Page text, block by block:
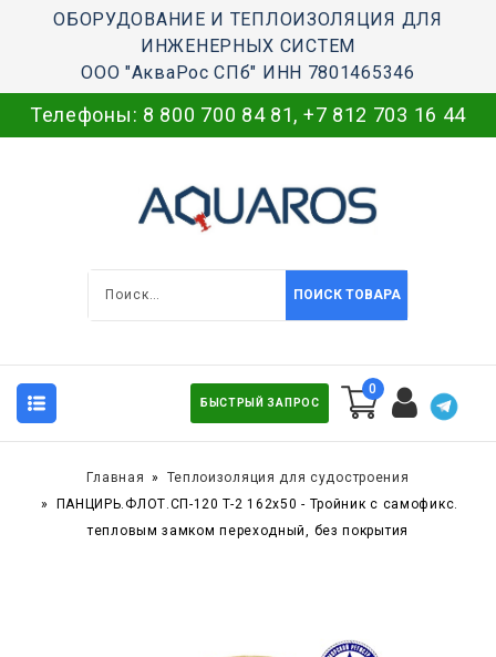
ОБОРУДОВАНИЕ И ТЕПЛОИЗОЛЯЦИЯ ДЛЯ
ИНЖЕНЕРНЫХ СИСТЕМ
ООО "АкваРос СПб" ИНН 7801465346
Телефоны: 8 800 700 84 81, +7 812 703 16 44
ПОИСК ТОВАРА
БЫСТРЫЙ ЗАПРОС
0
Главная
Теплоизоляция для судостроения
ПАНЦИРЬ.ФЛОТ.СП-120 T-2 162x50 - Тройник c самофикс.
тепловым замком переходный, без покрытия